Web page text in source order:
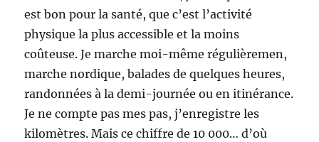
est bon pour la santé, que c’est l’activité
physique la plus accessible et la moins
coûteuse. Je marche moi-même régulièremen,
marche nordique, balades de quelques heures,
randonnées à la demi-journée ou en itinérance.
Je ne compte pas mes pas, j’enregistre les
kilomètres. Mais ce chiffre de 10 000… d’où